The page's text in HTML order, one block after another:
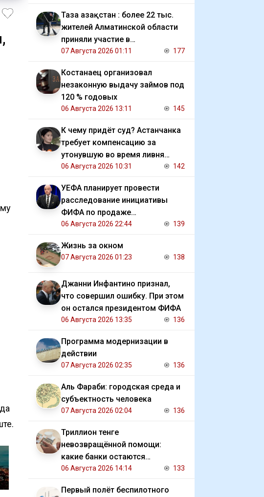
Таза Қазақстан : более 22 тыс.
жителей Алматинской области
приняли участие в
экологической акции
07 Августа 2026 01:11 177
Костанаец организовал
незаконную выдачу займов под
120 % годовых
06 Августа 2026 13:11 145
К чему придёт суд? Астанчанка
требует компенсацию за
утонувшую во время ливня
иномарку
06 Августа 2026 10:31 142
УЕФА планирует провести
расследование инициативы
ФИФА по продаже
коммерческих прав на ЧМ
06 Августа 2026 22:44 139
Жизнь за окном
07 Августа 2026 01:23 138
Джанни Инфантино признал,
что совершил ошибку. При этом
он остался президентом ФИФА
06 Августа 2026 13:35 136
Программа модернизации в
действии
07 Августа 2026 02:35 136
Аль Фараби: городская среда и
субъектность человека
07 Августа 2026 02:04 136
Триллион тенге
невозвращённой помощи:
какие банки остаются
должниками государства
06 Августа 2026 14:14 133
Первый полёт беспилотного